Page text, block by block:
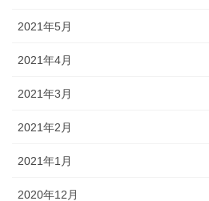
2021年5月
2021年4月
2021年3月
2021年2月
2021年1月
2020年12月